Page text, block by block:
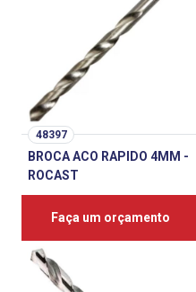
48397
BROCA ACO RAPIDO 4MM -
ROCAST
Faça um orçamento